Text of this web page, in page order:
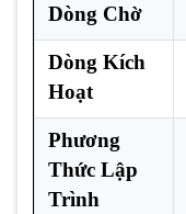
Dòng Chờ
Dòng Kích
Hoạt
Phương
Thức Lập
Trình